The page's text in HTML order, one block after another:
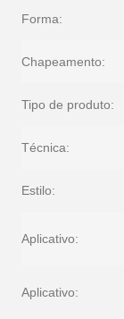
Forma:
Chapeamento:
Tipo de produto:
Técnica:
Estilo:
Aplicativo:
Aplicativo: